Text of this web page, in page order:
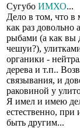
Сугубо ИМХО...
Дело в том, что в
как раз довольно
рыбами (а как вы
чешуи?),
органики -
дерева и т.п..
связывания, и
раковиной у
Я имел и имею
естественно,
быть другим...